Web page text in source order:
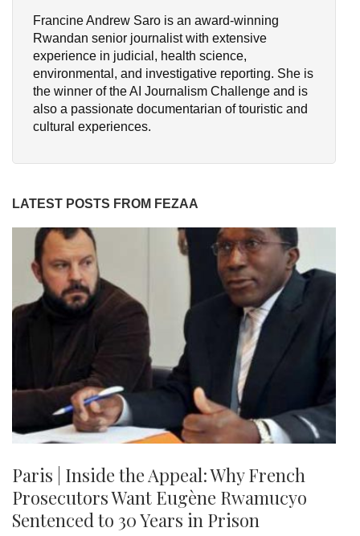
Francine Andrew Saro is an award-winning
Rwandan senior journalist with extensive
experience in judicial, health science,
environmental, and investigative reporting. She is
the winner of the AI Journalism Challenge and is
also a passionate documentarian of touristic and
cultural experiences.
LATEST POSTS FROM FEZAA
Paris | Inside the Appeal: Why French
Prosecutors Want Eugène Rwamucyo
Sentenced to 30 Years in Prison